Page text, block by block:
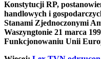
Konstytucji RP,
handlowych i
Stanami Zjednoczonymi
Waszyngtonie 21 marca
Funkcjonowaniu Unii